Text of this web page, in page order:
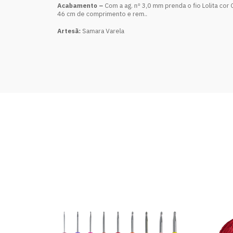
Acabamento – Com a ag. nº 3,0 mm prenda o fio Lolita
46 cm de comprimento e rem..
Artesã: Samara Varela